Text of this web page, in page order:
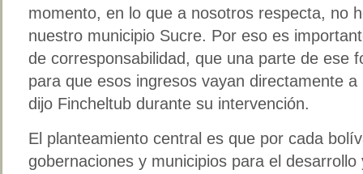
momento, en lo que a nosotros respecta, no
nuestro municipio Sucre. Por eso es
de corresponsabilidad, que una parte de ese
para que esos ingresos vayan directamente
dijo Fincheltub durante su intervención.
El planteamiento central es que por cada
gobernaciones y municipios para el